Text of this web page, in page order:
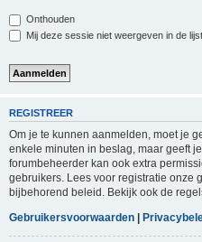
Onthouden
Mij deze sessie niet weergeven in de
REGISTREER
Om je te kunnen aanmelden, moet je
enkele minuten in beslag, maar geeft
forumbeheerder kan ook extra
gebruikers. Lees voor registratie onze
bijbehorend beleid. Bekijk ook de
Gebruikersvoorwaarden |